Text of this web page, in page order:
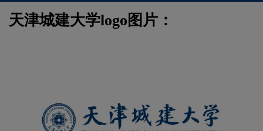
天津城建大学logo图片：